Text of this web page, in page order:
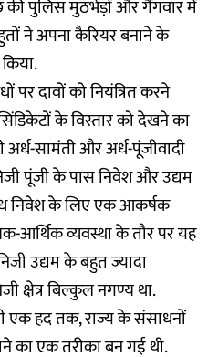
पुलिस मुठभेड़ों और गैंगवार में
ने अपना कैरियर बनाने के
पर दावों को नियंत्रित करने
के विस्तार को देखने का
सामंती और अर्ध-पूंजीवादी
पूंजी के पास निवेश और उद्यम
निवेश के लिए एक आकर्षक
आर्थिक व्यवस्था के तौर पर यह
उद्यम के बहुत ज्यादा
क्षेत्र बिल्कुल नगण्य था.
एक हद तक, राज्य के संसाधनों
का एक तरीका बन गई थी.